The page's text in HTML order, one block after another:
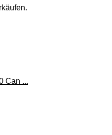
Can ...